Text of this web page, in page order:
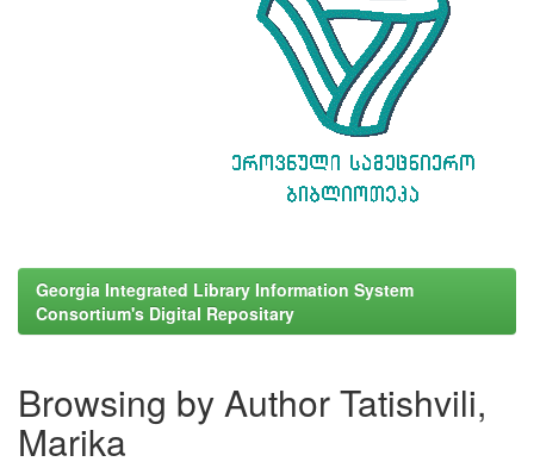
Georgia Integrated Library Information System
Consortium's Digital Repositary
Browsing by Author Tatishvili,
Marika